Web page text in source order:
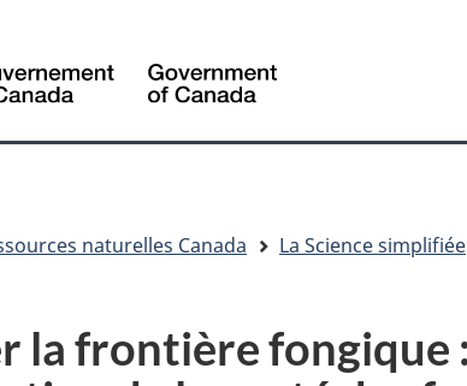
naturelles Canada La Science simplifiée
la frontière fongique